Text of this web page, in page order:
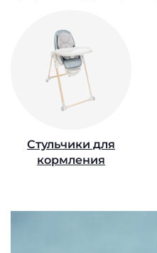
Стульчики для
кормления